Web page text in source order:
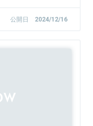
公開日 2024/12/16